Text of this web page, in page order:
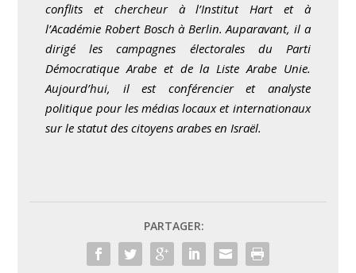
conflits et chercheur à l’Institut Hart et à
l’Académie Robert Bosch à Berlin. Auparavant, il a
dirigé les campagnes électorales du Parti
Démocratique Arabe et de la Liste Arabe Unie.
Aujourd’hui, il est conférencier et analyste
politique pour les médias locaux et internationaux
sur le statut des citoyens arabes en Israël.
PARTAGER: